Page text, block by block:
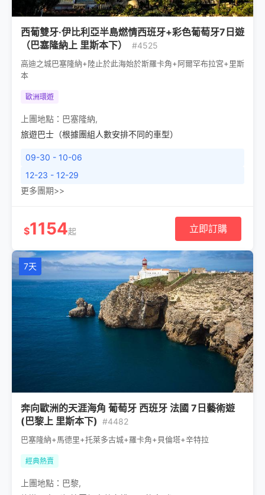
西葡雙牙·伊比利亞半島燃情西班牙+彩色葡萄牙7日遊
（巴塞隆納上 里斯本下）
#4525
高迪之城巴塞隆納+陸止於此海始於斯羅卡角+阿爾罕布拉宮+里斯
本
歐洲環遊
上團地點： 巴塞隆納,
旅遊巴士（根據團組人數安排不同的車型）
09-30 - 10-06
12-23 - 12-29
更多團期>>
$1154起 立即訂購
7天
奔向歐洲的天涯海角 葡萄牙 西班牙 法國 7日藝術遊
(巴黎上 里斯本下) #4482
巴塞隆納+馬德里+托萊多古城+羅卡角+貝倫塔+辛特拉
經典熱賣
上團地點： 巴黎,